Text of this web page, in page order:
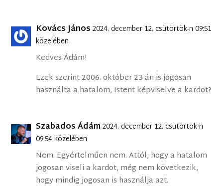
Kovács János 2024. december 12. csütörtök-n 09:51
közelében
Kedves Ádám!
Ezek szerint 2006. október 23-án is jogosan
használta a hatalom, Istent képviselve a kardot?
Szabados Ádám2024. december 12. csütörtök-n
09:54 közelében
Nem. Egyértelműen nem. Attól, hogy a hatalom
jogosan viseli a kardot, még nem következik,
hogy mindig jogosan is használja azt.